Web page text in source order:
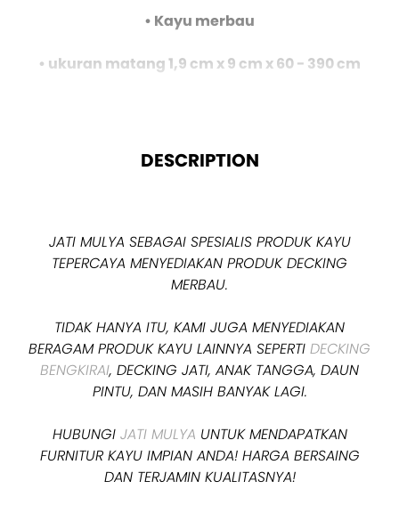
• Kayu merbau
• ukuran matang 1,9 cm x 9 cm x 60 - 390 cm
DESCRIPTION
JATI MULYA SEBAGAI SPESIALIS PRODUK KAYU
TEPERCAYA MENYEDIAKAN PRODUK DECKING
MERBAU.
TIDAK HANYA ITU, KAMI JUGA MENYEDIAKAN
BERAGAM PRODUK KAYU LAINNYA SEPERTI DECKING
BENGKIRAI, DECKING JATI, ANAK TANGGA, DAUN
PINTU, DAN MASIH BANYAK LAGI.
HUBUNGI JATI MULYA UNTUK MENDAPATKAN
FURNITUR KAYU IMPIAN ANDA! HARGA BERSAING
DAN TERJAMIN KUALITASNYA!